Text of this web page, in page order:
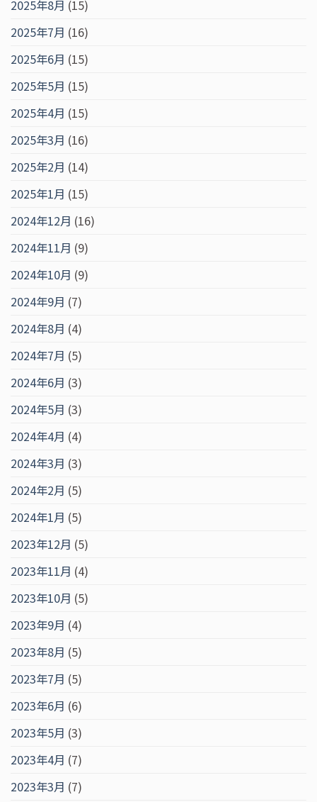
2025年8月 (15)
2025年7月 (16)
2025年6月 (15)
2025年5月 (15)
2025年4月 (15)
2025年3月 (16)
2025年2月 (14)
2025年1月 (15)
2024年12月 (16)
2024年11月 (9)
2024年10月 (9)
2024年9月 (7)
2024年8月 (4)
2024年7月 (5)
2024年6月 (3)
2024年5月 (3)
2024年4月 (4)
2024年3月 (3)
2024年2月 (5)
2024年1月 (5)
2023年12月 (5)
2023年11月 (4)
2023年10月 (5)
2023年9月 (4)
2023年8月 (5)
2023年7月 (5)
2023年6月 (6)
2023年5月 (3)
2023年4月 (7)
2023年3月 (7)